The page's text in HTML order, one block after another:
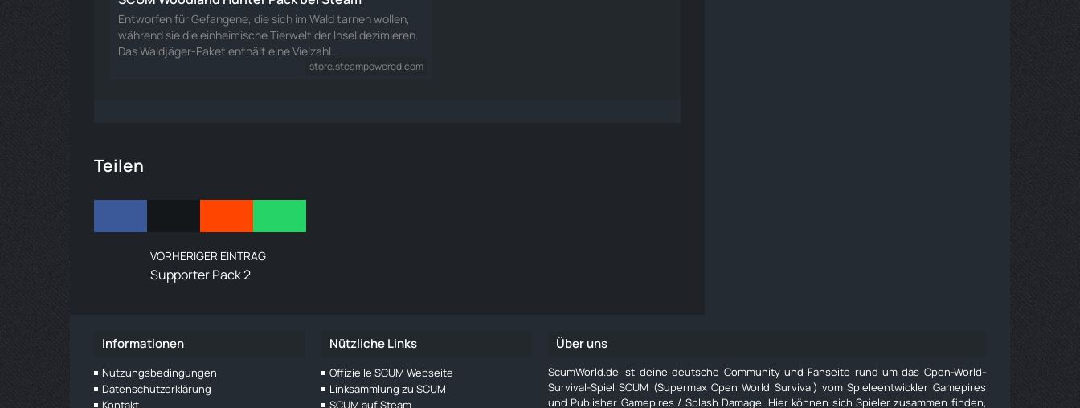
Entworfen für Gefangene, die sich im Wald tarnen wollen,
während sie die einheimische Tierwelt der Insel dezimieren.
Das Waldjäger-Paket enthält eine Vielzahl…
store.steampowered.com
Teilen
VORHERIGER EINTRAG
Supporter Pack 2
Informationen
Nutzungsbedingungen
Datenschutzerklärung
Kontakt
Nützliche Links
Offizielle SCUM Webseite
Linksammlung zu SCUM
SCUM auf Steam
Über uns
ScumWorld.de ist deine deutsche Community und Fanseite rund um das Open-World-
Survival-Spiel SCUM (Supermax Open World Survival) vom Spieleentwickler Gamepires
und Publisher Gamepires / Splash Damage. Hier können sich Spieler zusammen finden,